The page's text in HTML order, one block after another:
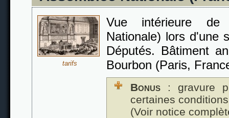
tarifs
Vue intérieure de
Nationale) lors d'une
Députés. Bâtiment
Bourbon (Paris,
Bonus : gravure
certaines
(Voir notice